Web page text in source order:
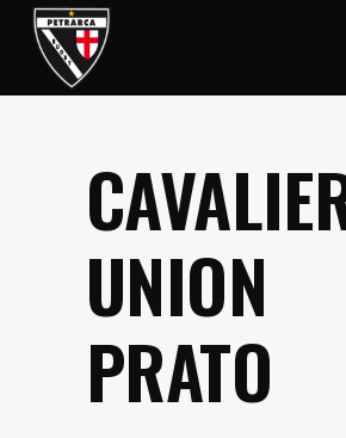
UNION
PRATO